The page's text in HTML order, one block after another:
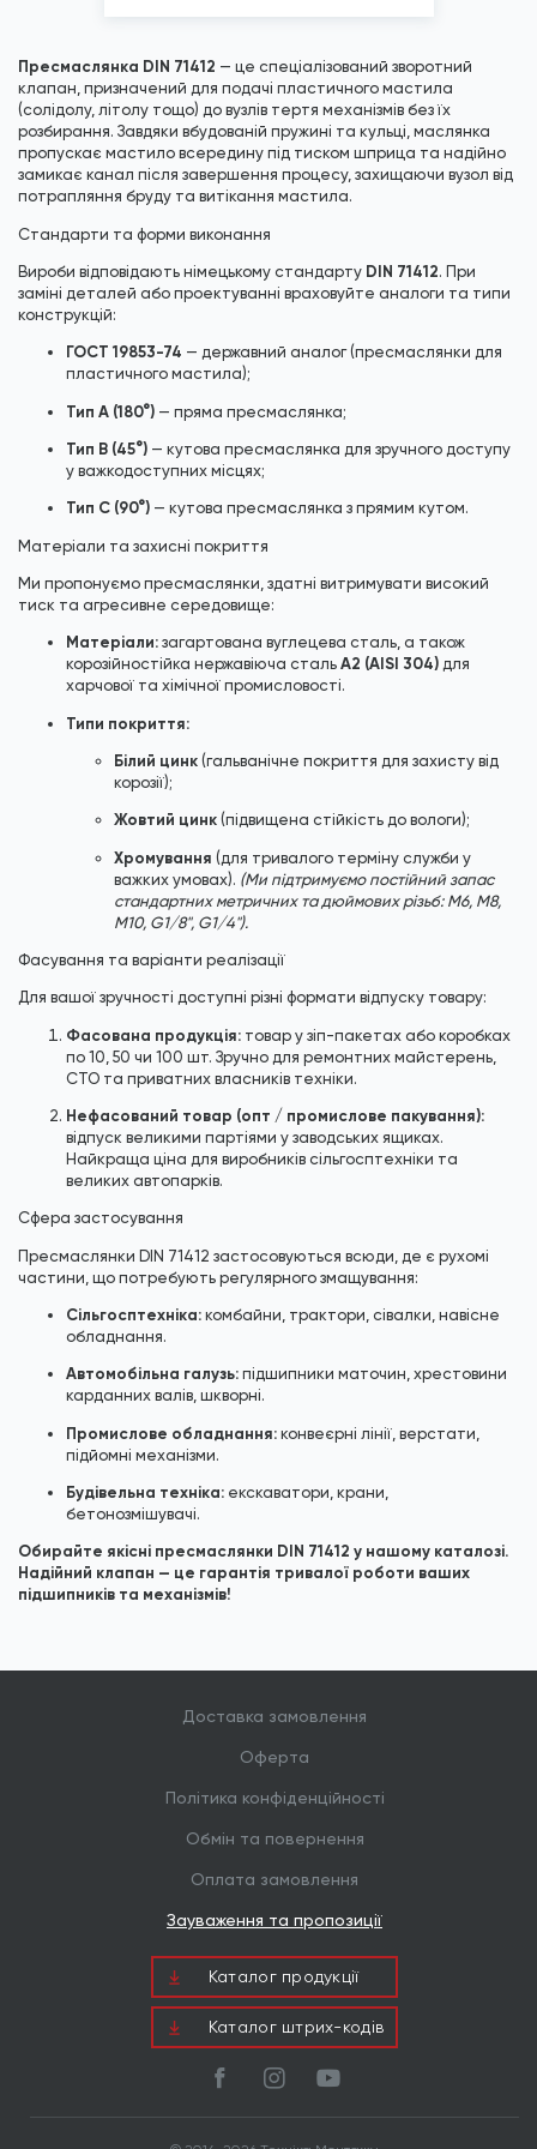
Клас міцно...
А2-70
Пресмаслянка DIN 71412 — це спеціалізований зворотний
клапан, призначений для подачі пластичного мастила
(солідолу, літолу тощо) до вузлів тертя механізмів без їх
розбирання. Завдяки вбудованій пружині та кульці, маслянка
пропускає мастило всередину під тиском шприца та надійно
замикає канал після завершення процесу, захищаючи вузол від
потрапляння бруду та витікання мастила.
Стандарти та форми виконання
Вироби відповідають німецькому стандарту DIN 71412. При
заміні деталей або проектуванні враховуйте аналоги та типи
конструкцій:
ГОСТ 19853-74 — державний аналог (пресмаслянки для
пластичного мастила);
Тип А (180°) — пряма пресмаслянка;
Тип В (45°) — кутова пресмаслянка для зручного доступу
у важкодоступних місцях;
Тип С (90°) — кутова пресмаслянка з прямим кутом.
Матеріали та захисні покриття
Ми пропонуємо пресмаслянки, здатні витримувати високий
тиск та агресивне середовище:
Матеріали: загартована вуглецева сталь, а також
корозійностійка нержавіюча сталь A2 (AISI 304) для
харчової та хімічної промисловості.
Типи покриття:
Білий цинк (гальванічне покриття для захисту від
корозії);
Жовтий цинк (підвищена стійкість до вологи);
Хромування (для тривалого терміну служби у
важких умовах). (Ми підтримуємо постійний запас
стандартних метричних та дюймових різьб: M6, M8,
M10, G1/8", G1/4").
Фасування та варіанти реалізації
Для вашої зручності доступні різні формати відпуску товару:
Фасована продукція: товар у зіп-пакетах або коробках
по 10, 50 чи 100 шт. Зручно для ремонтних майстерень,
СТО та приватних власників техніки.
Нефасований товар (опт / промислове пакування):
відпуск великими партіями у заводських ящиках.
Найкраща ціна для виробників сільгосптехніки та
великих автопарків.
Сфера застосування
Пресмаслянки DIN 71412 застосовуються всюди, де є рухомі
частини, що потребують регулярного змащування:
Сільгосптехніка: комбайни, трактори, сівалки, навісне
обладнання.
Автомобільна галузь: підшипники маточин, хрестовини
карданних валів, шкворні.
Промислове обладнання: конвеєрні лінії, верстати,
підйомні механізми.
Будівельна техніка: екскаватори, крани,
бетонозмішувачі.
Обирайте якісні пресмаслянки DIN 71412 у нашому каталозі.
Надійний клапан — це гарантія тривалої роботи ваших
підшипників та механізмів!
Доставка замовлення
Оферта
Політика конфіденційності
Обмін та повернення
Оплата замовлення
Зауваження та пропозиції
Каталог продукцiї
Каталог штрих-кодів